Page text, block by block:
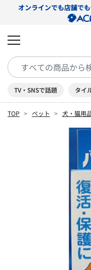
オンラインでも店舗で
TV・SNSで話題 タイ
TOP ペット 犬・猫用